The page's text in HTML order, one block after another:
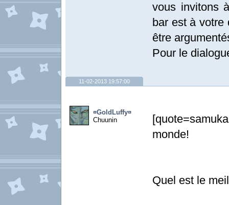
vous invitons
bar est à votre
être
Pour le
11-02-2013 19:57:00
¤GoldLuffy¤
Chuunin
monde!
Quel est le